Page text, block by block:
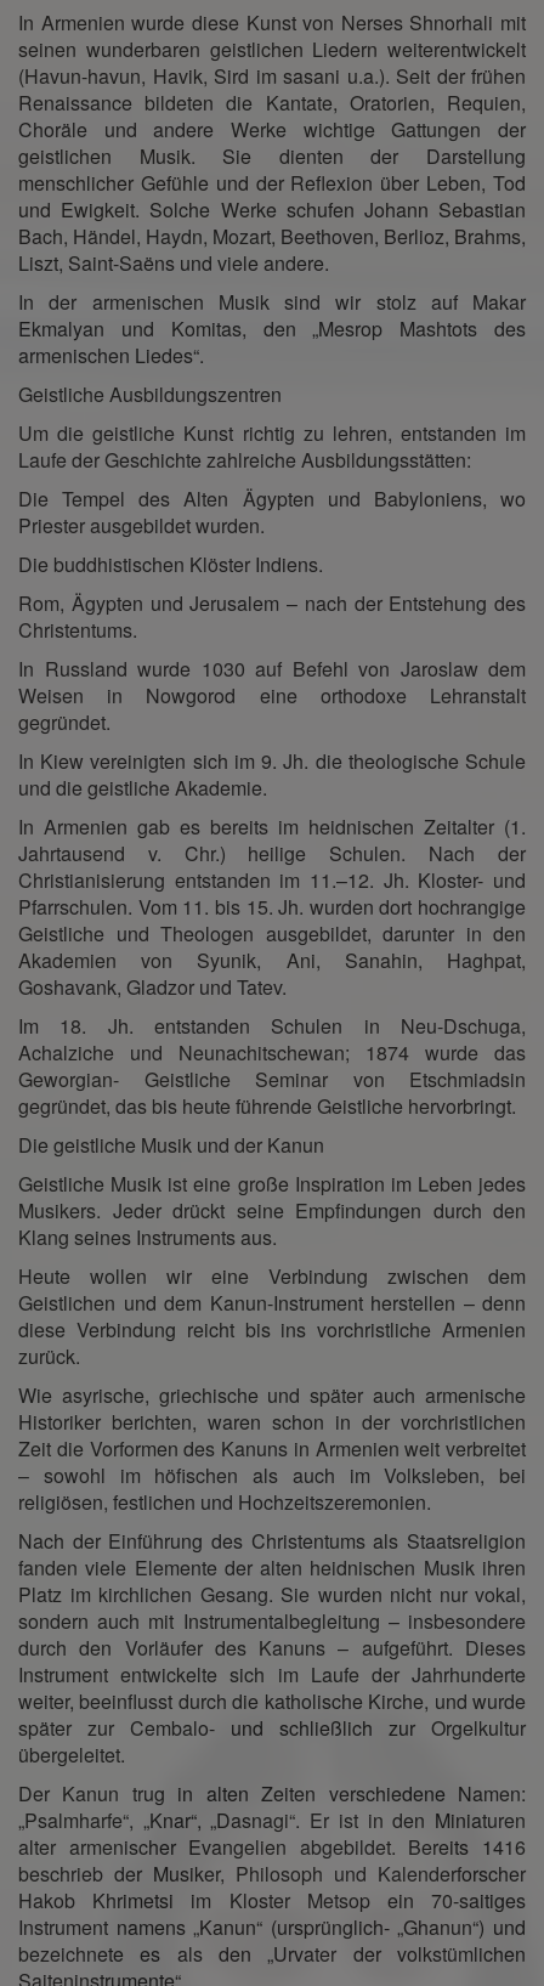
In Armenien wurde diese Kunst von Nerses Shnorhali mit
seinen wunderbaren geistlichen Liedern weiterentwickelt
(Havun-havun, Havik, Sird im sasani u.a.). Seit der frühen
Renaissance bildeten die Kantate, Oratorien, Requien,
Choräle und andere Werke wichtige Gattungen der
geistlichen Musik. Sie dienten der Darstellung
menschlicher Gefühle und der Reflexion über Leben, Tod
und Ewigkeit. Solche Werke schufen Johann Sebastian
Bach, Händel, Haydn, Mozart, Beethoven, Berlioz, Brahms,
Liszt, Saint-Saëns und viele andere.
In der armenischen Musik sind wir stolz auf Makar
Ekmalyan und Komitas, den „Mesrop Mashtots des
armenischen Liedes“.
Geistliche Ausbildungszentren
Um die geistliche Kunst richtig zu lehren, entstanden im
Laufe der Geschichte zahlreiche Ausbildungsstätten:
Die Tempel des Alten Ägypten und Babyloniens, wo
Priester ausgebildet wurden.
Die buddhistischen Klöster Indiens.
Rom, Ägypten und Jerusalem – nach der Entstehung des
Christentums.
In Russland wurde 1030 auf Befehl von Jaroslaw dem
Weisen in Nowgorod eine orthodoxe Lehranstalt
gegründet.
In Kiew vereinigten sich im 9. Jh. die theologische Schule
und die geistliche Akademie.
In Armenien gab es bereits im heidnischen Zeitalter (1.
Jahrtausend v. Chr.) heilige Schulen. Nach der
Christianisierung entstanden im 11.–12. Jh. Kloster- und
Pfarrschulen. Vom 11. bis 15. Jh. wurden dort hochrangige
Geistliche und Theologen ausgebildet, darunter in den
Akademien von Syunik, Ani, Sanahin, Haghpat,
Goshavank, Gladzor und Tatev.
Im 18. Jh. entstanden Schulen in Neu-Dschuga,
Achalziche und Neunachitschewan; 1874 wurde das
Geworgian- Geistliche Seminar von Etschmiadsin
gegründet, das bis heute führende Geistliche hervorbringt.
Die geistliche Musik und der Kanun
Geistliche Musik ist eine große Inspiration im Leben jedes
Musikers. Jeder drückt seine Empfindungen durch den
Klang seines Instruments aus.
Heute wollen wir eine Verbindung zwischen dem
Geistlichen und dem Kanun-Instrument herstellen – denn
diese Verbindung reicht bis ins vorchristliche Armenien
zurück.
Wie asyrische, griechische und später auch armenische
Historiker berichten, waren schon in der vorchristlichen
Zeit die Vorformen des Kanuns in Armenien weit verbreitet
– sowohl im höfischen als auch im Volksleben, bei
religiösen, festlichen und Hochzeitszeremonien.
Nach der Einführung des Christentums als Staatsreligion
fanden viele Elemente der alten heidnischen Musik ihren
Platz im kirchlichen Gesang. Sie wurden nicht nur vokal,
sondern auch mit Instrumentalbegleitung – insbesondere
durch den Vorläufer des Kanuns – aufgeführt. Dieses
Instrument entwickelte sich im Laufe der Jahrhunderte
weiter, beeinflusst durch die katholische Kirche, und wurde
später zur Cembalo- und schließlich zur Orgelkultur
übergeleitet.
Der Kanun trug in alten Zeiten verschiedene Namen:
„Psalmharfe“, „Knar“, „Dasnagi“. Er ist in den Miniaturen
alter armenischer Evangelien abgebildet. Bereits 1416
beschrieb der Musiker, Philosoph und Kalenderforscher
Hakob Khrimetsi im Kloster Metsop ein 70-saitiges
Instrument namens „Kanun“ (ursprünglich- „Ghanun“) und
bezeichnete es als den „Urvater der volkstümlichen
Saiteninstrumente“.